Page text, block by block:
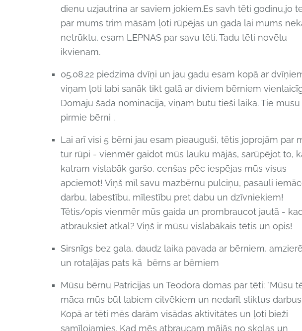
dienu uzjautrina ar saviem jokiem.Es savh tēti godinu,jo
par mums trim māsām ļoti rūpējas un gada lai mums
netrūktu, esam LEPNAS par savu tēti. Tadu tēti novēlu
ikvienam.
05.08.22 piedzima dvīņi un jau gadu esam kopā ar
viņam ļoti labi sanāk tikt galā ar diviem bērniem
Domāju šāda nominācija, viņam būtu tieši laikā. Tie mūsu
pirmie bērni .
Lai arī visi 5 bērni jau esam pieauguši, tētis joprojām par
tur rūpi - vienmēr gaidot mūs lauku mājās, sarūpējot to,
katram vislabāk garšo, cenšas pēc iespējas mūs visus
apciemot! Viņš mīl savu mazbērnu pulciņu, pasauli
darbu, labestību, mīlestību pret dabu un dzīvniekiem!
Tētis/opis vienmēr mūs gaida un prombraucot jautā -
atbrauksiet atkal? Viņš ir mūsu vislabākais tētis un opis!
Sirsnīgs bez gala, daudz laika pavada ar bērniem,
un rotaļājas pats kā bērns ar bērniem
Mūsu bērnu Patricijas un Teodora domas par tēti: "Mūsu
māca mūs būt labiem cilvēkiem un nedarīt sliktus
Kopā ar tēti mēs darām visādas aktivitātes un ļoti bieži
samīļojamies. Kad mēs atbraucam mājās no skolas un